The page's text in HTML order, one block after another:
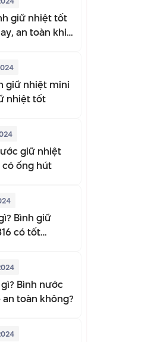
giữ nhiệt tốt
an toàn khi
giữ nhiệt mini
nhiệt tốt
giữ nhiệt
ống hút
Bình giữ
có tốt
Bình nước
an toàn không?